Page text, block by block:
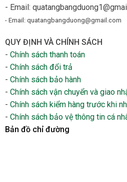
- Email:
- Email: quatangbangduong@gmail.com
QUY ĐỊNH VÀ CHÍNH SÁCH
- Chính sách thanh toán
- Chính sách đổi trả
- Chính sách bảo hành
- Chính sách vận chuyển và giao
- Chính sách kiểm hàng trước khi
- Chính sách bảo vệ thông tin cá
Bản đồ chỉ đường